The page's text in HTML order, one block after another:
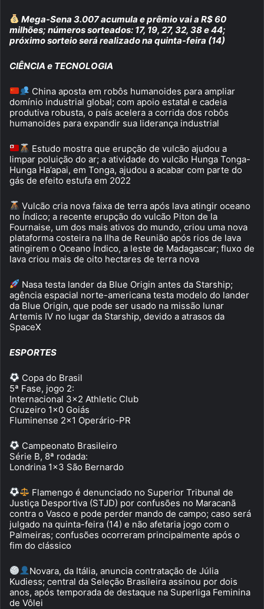
Mega-Sena 3.007 acumula e prêmio vai a R$ 60
milhões; números sorteados: 17, 19, 27, 32, 38 e 44;
próximo sorteio será realizado na quinta-feira (14)
CIÊNCIA e TECNOLOGIA
China aposta em robôs humanoides para ampliar
domínio industrial global; com apoio estatal e cadeia
produtiva robusta, o país acelera a corrida dos robôs
humanoides para expandir sua liderança industrial
Estudo mostra que erupção de vulcão ajudou a
limpar poluição do ar; a atividade do vulcão Hunga Tonga-
Hunga Ha’apai, em Tonga, ajudou a acabar com parte do
gás de efeito estufa em 2022
Vulcão cria nova faixa de terra após lava atingir oceano
no Índico; a recente erupção do vulcão Piton de la
Fournaise, um dos mais ativos do mundo, criou uma nova
plataforma costeira na Ilha de Reunião após rios de lava
atingirem o Oceano Índico, a leste de Madagascar; fluxo de
lava criou mais de oito hectares de terra nova
Nasa testa lander da Blue Origin antes da Starship;
agência espacial norte-americana testa modelo do lander
da Blue Origin, que pode ser usado na missão lunar
Artemis IV no lugar da Starship, devido a atrasos da
SpaceX
ESPORTES
Copa do Brasil
5ª Fase, jogo 2:
Internacional 3×2 Athletic Club
Cruzeiro 1×0 Goiás
Fluminense 2×1 Operário-PR
Campeonato Brasileiro
Série B, 8ª rodada:
Londrina 1×3 São Bernardo
Flamengo é denunciado no Superior Tribunal de
Justiça Desportiva (STJD) por confusões no Maracanã
contra o Vasco e pode perder mando de campo; caso será
julgado na quinta-feira (14) e não afetaria jogo com o
Palmeiras; confusões ocorreram principalmente após o
fim do clássico
Novara, da Itália, anuncia contratação de Júlia
Kudiess; central da Seleção Brasileira assinou por dois
anos, após temporada de destaque na Superliga Feminina
de Vôlei